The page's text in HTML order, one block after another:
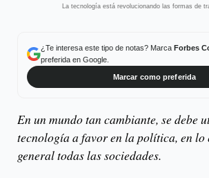
La tecnología está revolucionando las formas de
¿Te interesa este tipo de notas? Marca Forbes
preferida en Google.
Marcar como preferida
En un mundo tan cambiante, se debe
tecnología a favor en la política, en lo
general todas las sociedades.